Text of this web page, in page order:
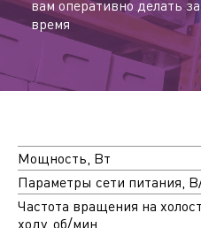
вам оперативно делать
время
Мощность, Вт
Параметры сети питания,
Частота вращения на
ходу, об/мин